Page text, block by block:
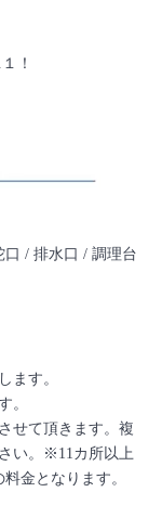
！
/ 排水口 / 調理台
ます。
。
せて頂きます。複
い。※11カ所以上
金となります。